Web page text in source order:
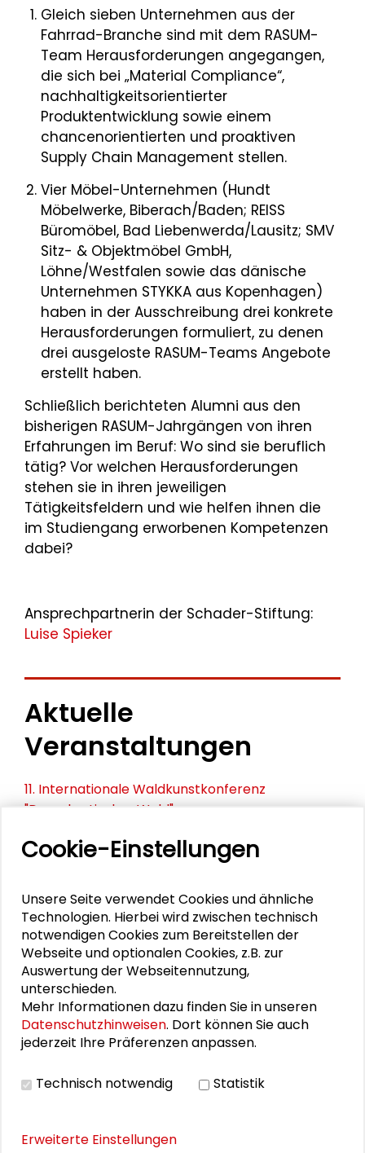
Gleich sieben Unternehmen aus der
Fahrrad-Branche sind mit dem RASUM-
Team Herausforderungen angegangen,
die sich bei „Material Compliance“,
nachhaltigkeitsorientierter
Produktentwicklung sowie einem
chancenorientierten und proaktiven
Supply Chain Management stellen.
Vier Möbel-Unternehmen (Hundt
Möbelwerke, Biberach/Baden; REISS
Büromöbel, Bad Liebenwerda/Lausitz; SMV
Sitz- & Objektmöbel GmbH,
Löhne/Westfalen sowie das dänische
Unternehmen STYKKA aus Kopenhagen)
haben in der Ausschreibung drei konkrete
Herausforderungen formuliert, zu denen
drei ausgeloste RASUM-Teams Angebote
erstellt haben.
Schließlich berichteten Alumni aus den
bisherigen RASUM-Jahrgängen von ihren
Erfahrungen im Beruf: Wo sind sie beruflich
tätig? Vor welchen Herausforderungen
stehen sie in ihren jeweiligen
Tätigkeitsfeldern und wie helfen ihnen die
im Studiengang erworbenen Kompetenzen
dabei?
Ansprechpartnerin der Schader-Stiftung:
Luise Spieker
Aktuelle
Veranstaltungen
11. Internationale Waldkunstkonferenz
"Demokratischer Wald"
Schlüsseltexte für die Wirtschaft von morgen
Dialog
Schader-Festival 2026
25. Runder Tisch Wissenschaftsstadt Darmstadt
DOWNLOADS
Programmflyer
Cookie-Einstellungen
Unsere Seite verwendet Cookies und ähnliche
Technologien. Hierbei wird zwischen technisch
notwendigen Cookies zum Bereitstellen der
Webseite und optionalen Cookies, z.B. zur
Auswertung der Webseitennutzung,
unterschieden.
Mehr Informationen dazu finden Sie in unseren
Datenschutzhinweisen. Dort können Sie auch
jederzeit Ihre Präferenzen anpassen.
Technisch notwendig Statistik
Erweiterte Einstellungen